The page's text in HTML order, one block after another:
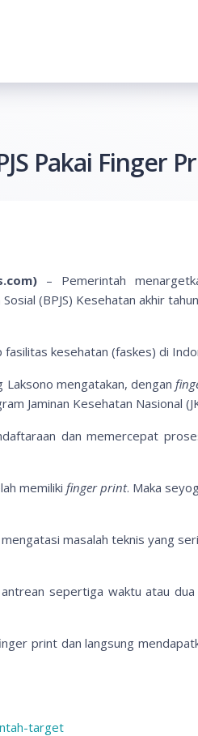
Pakai Finger
– Pemerintah
(BPJS) Kesehatan akhir
kesehatan (faskes) di
Laksono mengatakan, dengan
Jaminan Kesehatan Nasional
dan memercepat
memiliki finger print. Maka
masalah teknis yang
sepertiga waktu atau dua
print dan langsung
target